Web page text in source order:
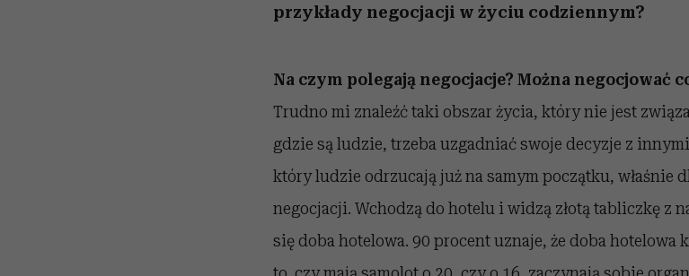
przykłady negocjacji w życiu codziennym?
Na czym polegają negocjacje? Można negocjować
Trudno mi znaleźć taki obszar życia, który nie jest
gdzie są ludzie, trzeba uzgadniać swoje decyzje z
który ludzie odrzucają już na samym początku, właśnie
negocjacji. Wchodzą do hotelu i widzą złotą tabliczkę z
się doba hotelowa. 90 procent uznaje, że doba hotelowa